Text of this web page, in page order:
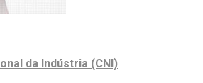
da Indústria (CNI)